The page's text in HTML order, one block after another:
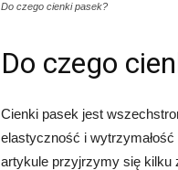
Do czego cienki pasek?
Do czego
Cienki pasek jest
elastyczność i
artykule przyjrzymy się kilku